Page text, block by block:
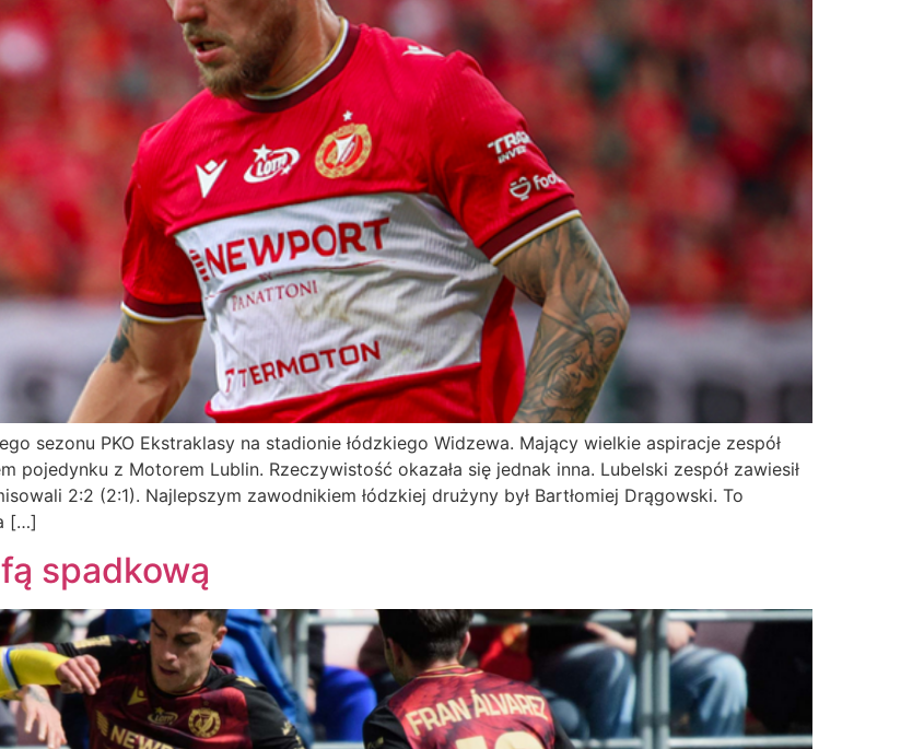
sezonu PKO Ekstraklasy na stadionie łódzkiego Widzewa. Mający wielkie aspiracje zespół
pojedynku z Motorem Lublin. Rzeczywistość okazała się jednak inna. Lubelski zespół zawiesił
2:2 (2:1). Najlepszym zawodnikiem łódzkiej drużyny był Bartłomiej Drągowski. To
[…]
spadkową